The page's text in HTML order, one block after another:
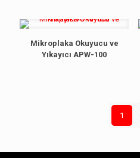
Mikroplaka Okuyucu ve
Yıkayıcı APW-100
1